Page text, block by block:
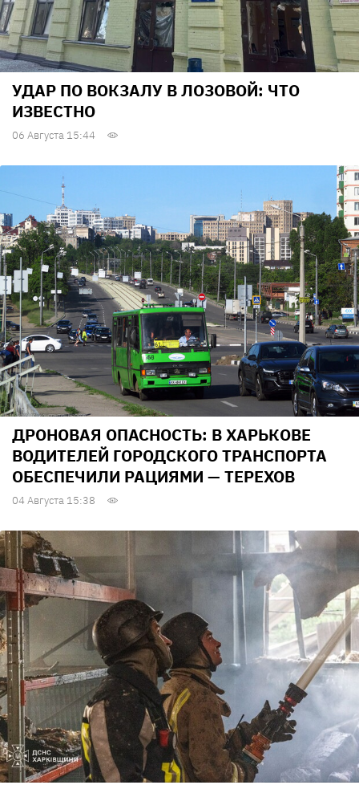
УДАР ПО ВОКЗАЛУ В ЛОЗОВОЙ: ЧТО
ИЗВЕСТНО
06 Августа 15:44
ДРОНОВАЯ ОПАСНОСТЬ: В ХАРЬКОВЕ
ВОДИТЕЛЕЙ ГОРОДСКОГО ТРАНСПОРТА
ОБЕСПЕЧИЛИ РАЦИЯМИ — ТЕРЕХОВ
04 Августа 15:38